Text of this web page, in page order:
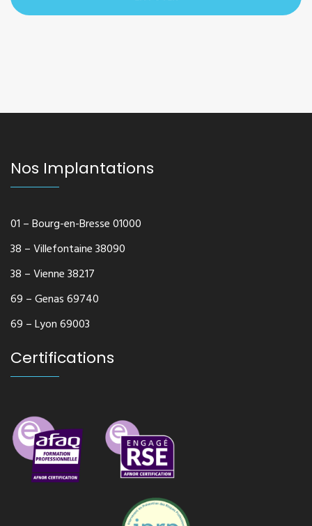
Nos Implantations
01 – Bourg-en-Bresse 01000
38 – Villefontaine 38090
38 – Vienne 38217
69 – Genas 69740
69 – Lyon 69003
Certifications